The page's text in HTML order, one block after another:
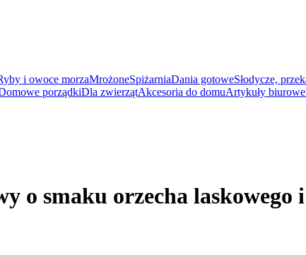
i owoce morzaMrożoneSpiżarniaDania gotoweSłodycze,
porządkiDla zwierzątAkcesoria do domuArtykuły
o smaku orzecha laskowego